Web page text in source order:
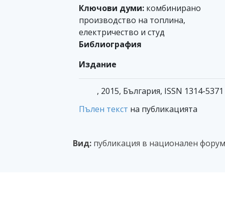
Ключови думи: комбинирано
производство на топлина,
електричество и студ
Библиография
Издание
, 2015, България, ISSN 1314-5371
Пълен текст на публикацията
Вид: публикация в национален